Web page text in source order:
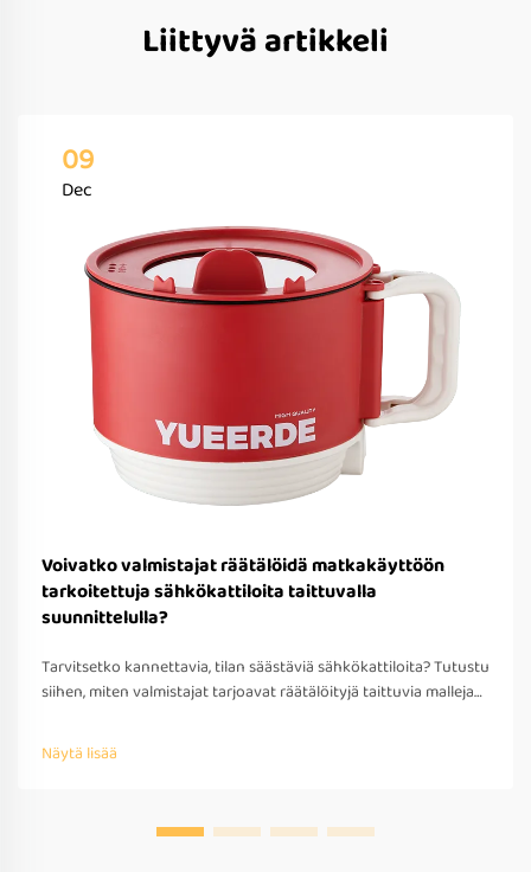
Liittyvä artikkeli
09
Dec
Voivatko valmistajat räätälöidä matkakäyttöön
tarkoitettuja sähkökattiloita taittuvalla
suunnittelulla?
Tarvitsetko kannettavia, tilan säästäviä sähkökattiloita? Tutustu
siihen, miten valmistajat tarjoavat räätälöityjä taittuvia malleja
kansainvälinen yhteensopivuus. Pyydä tarjous jo tänään.
Näytä lisää